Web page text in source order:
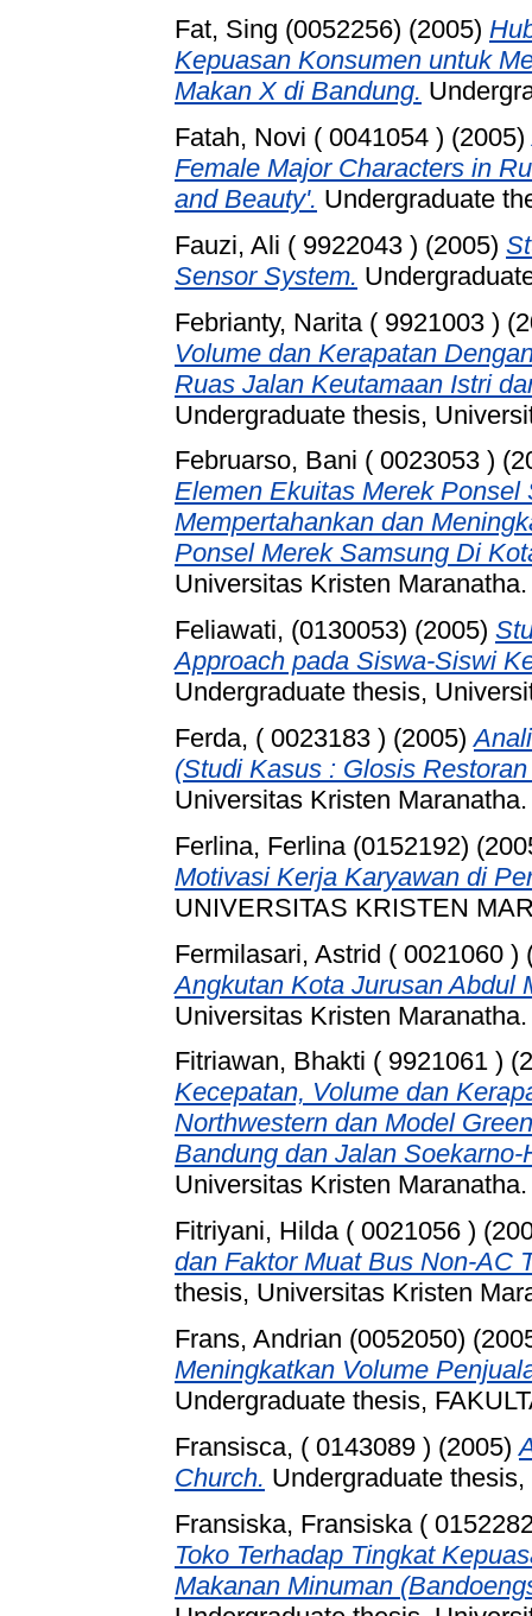
Fat, Sing (0052256) (2005)
Kepuasan Konsumen untuk
Makan X di Bandung.
Fatah, Novi ( 0041054 ) (2005)
Female Major Characters in
and Beauty'. Undergraduate
Fauzi, Ali ( 9922043 ) (2005)
Sensor System.
Febrianty, Narita ( 9921003 )
Volume dan Kerapatan
Ruas Jalan Keutamaan Istri
Undergraduate thesis,
Februarso, Bani ( 0023053 )
Elemen Ekuitas Merek
Mempertahankan dan
Ponsel Merek Samsung Di
Universitas Kristen Maranatha.
Feliawati, (0130053) (2005)
Approach pada Siswa-Siswi
Undergraduate thesis,
Ferda, ( 0023183 ) (2005)
(Studi Kasus : Glosis
Universitas Kristen Maranatha.
Ferlina, Ferlina (0152192)
Motivasi Kerja Karyawan di
UNIVERSITAS KRISTEN
Fermilasari, Astrid ( 0021060 )
Angkutan Kota Jurusan Abdul
Universitas Kristen Maranatha.
Fitriawan, Bhakti ( 9921061 )
Kecepatan, Volume dan
Northwestern dan Model
Bandung dan Jalan Soekarno-
Universitas Kristen Maranatha.
Fitriyani, Hilda ( 0021056 )
dan Faktor Muat Bus Non-AC
thesis, Universitas Kristen
Frans, Andrian (0052050)
Meningkatkan Volume
Undergraduate thesis,
Fransisca, ( 0143089 ) (2005)
Church. Undergraduate
Fransiska, Fransiska (
Toko Terhadap Tingkat
Makanan Minuman